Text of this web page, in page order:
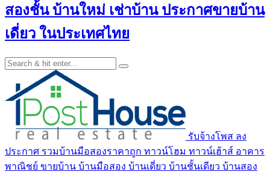
สองชั้น บ้านใหม่ เช่าบ้าน ประกาศขายบ้าน
เดี่ยว ในประเทศไทย
รับจ้างโพส ลง
ประกาศ รวมบ้านมือสองราคาถูก ทาวน์โฮม ทาวน์เฮ้าส์ อาคาร
พาณิชย์ ขายบ้าน บ้านมือสอง บ้านเดี่ยว บ้านชั้นเดียว บ้านสอง